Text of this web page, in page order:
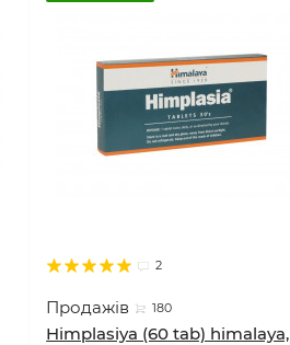
2
Продажів 180
Himplasiya (60 tab) himalaya,